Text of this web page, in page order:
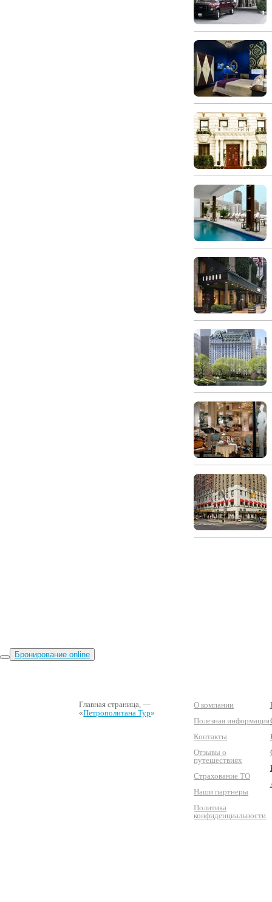
Главная страница, —
«Петрополитана Тур»
О компании
Полезная информация
Контакты
Отзывы о
путешествиях
Страхование ТО
Наши партнеры
Политика
конфиденциальности
Бронирование online